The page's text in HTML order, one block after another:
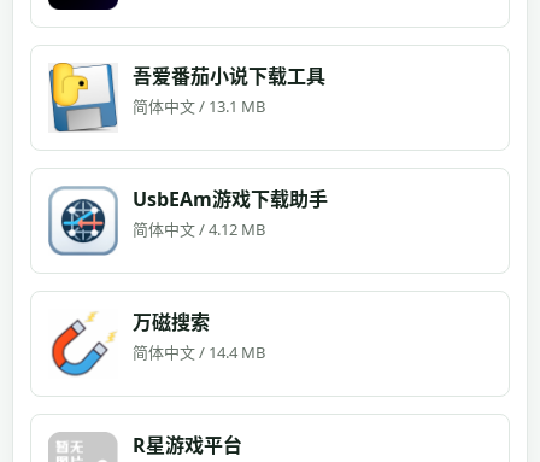
吾爱番茄小说下载工具
简体中文 / 13.1 MB
UsbEAm游戏下载助手
简体中文 / 4.12 MB
万磁搜索
简体中文 / 14.4 MB
R星游戏平台